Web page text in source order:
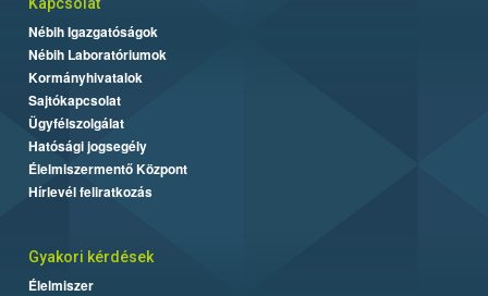
Nébih Igazgatóságok
Nébih Laboratóriumok
Kormányhivatalok
Sajtókapcsolat
Ügyfélszolgálat
Hatósági jogsegély
Élelmiszermentő Központ
Hírlevél feliratkozás
Gyakori kérdések
Élelmiszer